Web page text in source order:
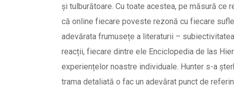
și tulburătoare. Cu toate acestea, pe măsură
că online fiecare poveste rezonă cu fiecare
adevărata frumusețe a literaturii –
reacții, fiecare dintre ele Enciclopedia de las
experiențelor noastre individuale. Hunter s-a
trama detaliată o fac un adevărat punct de